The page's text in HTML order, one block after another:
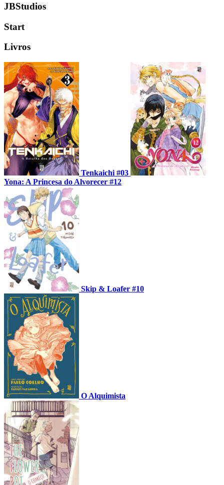
JBStudios
Start
Livros
Tenkaichi #03
Yona: A Princesa do Alvorecer #12
Skip & Loafer #10
O Alquimista